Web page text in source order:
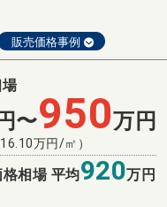
販売価格事例
〜950万円
16.10万円/㎡）
相場 平均920万円